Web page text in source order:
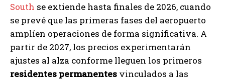
South se extiende hasta finales de 2026, cuando
se prevé que las primeras fases del aeropuerto
amplíen operaciones de forma significativa. A
partir de 2027, los precios experimentarán
ajustes al alza conforme lleguen los primeros
residentes permanentes vinculados a las